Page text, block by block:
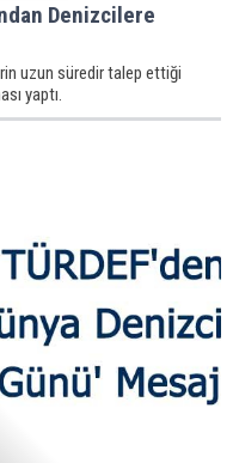
Denizcilere
uzun süredir talep ettiği
yaptı.